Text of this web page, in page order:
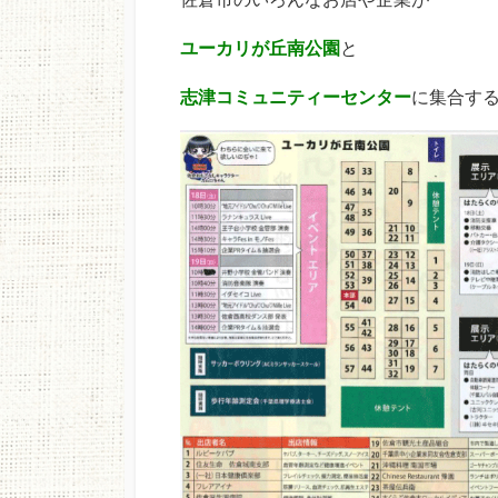
ユーカリが丘南公園と
志津コミュニティーセンターに集合す